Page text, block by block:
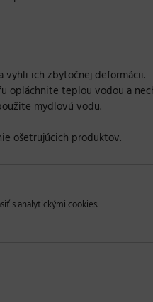
vyhli ich zbytočnej deformácii.
opláchnite teplou vodou a
mydlovú vodu.
ošetrujúcich produktov.
s analytickými cookies.